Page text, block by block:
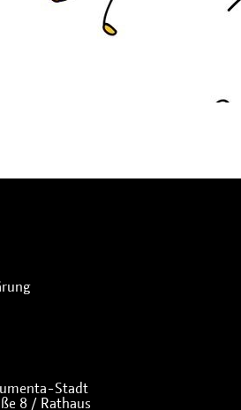
Stadt
8 / Rathaus